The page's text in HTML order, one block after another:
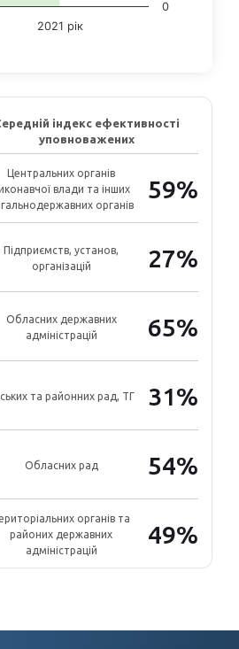
2021 рік
0
індекс ефективності
уповноважених
59%
Центральних органів
влади та інших
органів
27%
Підприємств, установ,
організацій
65%
Обласних державних
адміністрацій
31%
та районних рад, ТГ
54%
Обласних рад
49%
органів та
районих державних
адміністрацій